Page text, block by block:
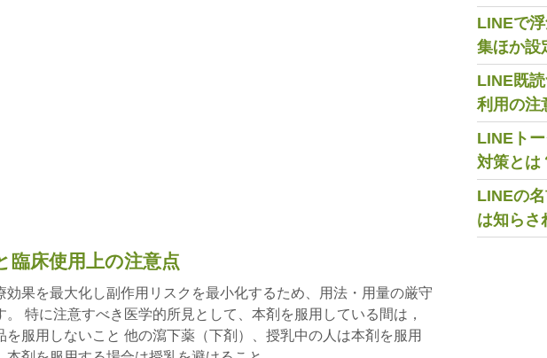
臨床使用上の注意点
効果を最大化し副作用リスクを最小化するため、用法・用量の厳守
。 特に注意すべき医学的所見として、本剤を服用している間は，
を服用しないこと 他の瀉下薬（下剤）、授乳中の人は本剤を服用
LINEで
集ほか設
LINE既
利用の注
LINEト
対策とは
LINEの
は知らさ